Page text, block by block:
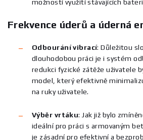
možností využití stávajících
Frekvence úderů a úderná
Odbourání vibrací: Důležitou
dlouhodobou práci je i systém
redukci fyzické zátěže uživatele
model, který efektivně
na ruky uživatele.
Výběr vrtáku: Jak již bylo
ideální pro práci s armovaným
je zásadní pro efektivní a